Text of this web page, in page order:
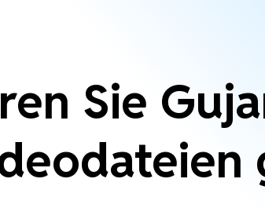
Sie